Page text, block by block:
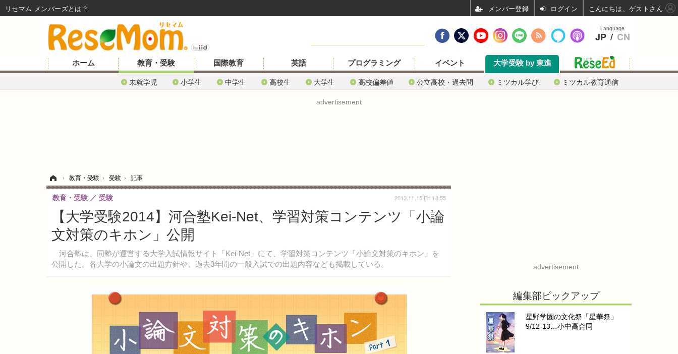
ホーム 教育・受験
未就学児 小学生 中学生 高校生 大学生 高校偏差値 公立高校・過去問 ミツカル学び ミツカル教育通信
国際教育 英語 プログラミング イベント 大学受験 by 東進
advertisement
› 教育・受験 › 受験 › 記事
【大学受験2014】河合塾Kei-Net、学習対策コンテンツ「小論
文対策のキホン」公開
河合塾は、同塾が運営する大学入試情報サイト「Kei-Net」にて、学習対策コンテンツ「小論文対策のキホン」を
公開した。各大学の小論文の出題方針や、過去3年間の一般入試での出題内容なども掲載している。
教育・受験 受験 2013.11.15 Fri 18:55
advertisement
編集部ピックアップ
星野学園の文化祭「星華祭」
9/12-13…小中高合同
Language
JP / CN
リセマム メンバーズ ログイン こんにちは、ゲストさん